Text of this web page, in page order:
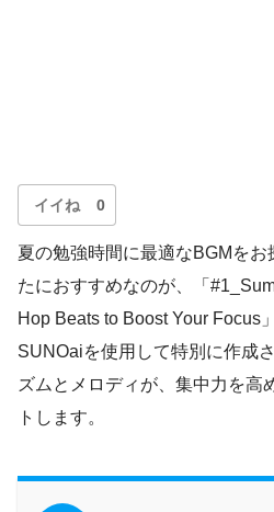
イイね 0
夏の勉強時間に最適なBGMを
たにおすすめなのが、「
Hop Beats to Boost Your Focus
SUNOaiを使用して特別に作成
ズムとメロディが、集中力を高
トします。